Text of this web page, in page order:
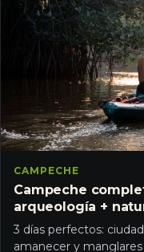
CAMPECHE
Campeche
arqueología +
3 días perfectos:
amanecer y